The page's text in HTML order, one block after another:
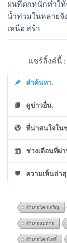
ฝนที่ตกหนักทำใ
น้ำท่วมในหลายจั
เหนือ สร้า
แชร์ลิ้งค์นี้ :
คำค้นหา.
ดูข่าวอื่น.
ที่น่าสนใจใน
ช่วงเดือนที่ผ่
ความเห็นล่า
อำเภอโคกเจริญ
อำเภอแม่อาย
อำเภอโคกโพธิ์